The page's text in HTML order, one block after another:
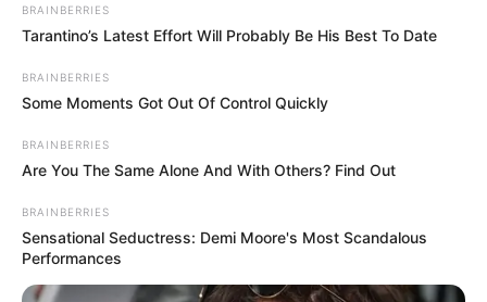
BRAINBERRIES
Tarantino’s Latest Effort Will Probably Be His Best To Date
BRAINBERRIES
Some Moments Got Out Of Control Quickly
BRAINBERRIES
Are You The Same Alone And With Others? Find Out
BRAINBERRIES
Sensational Seductress: Demi Moore's Most Scandalous
Performances